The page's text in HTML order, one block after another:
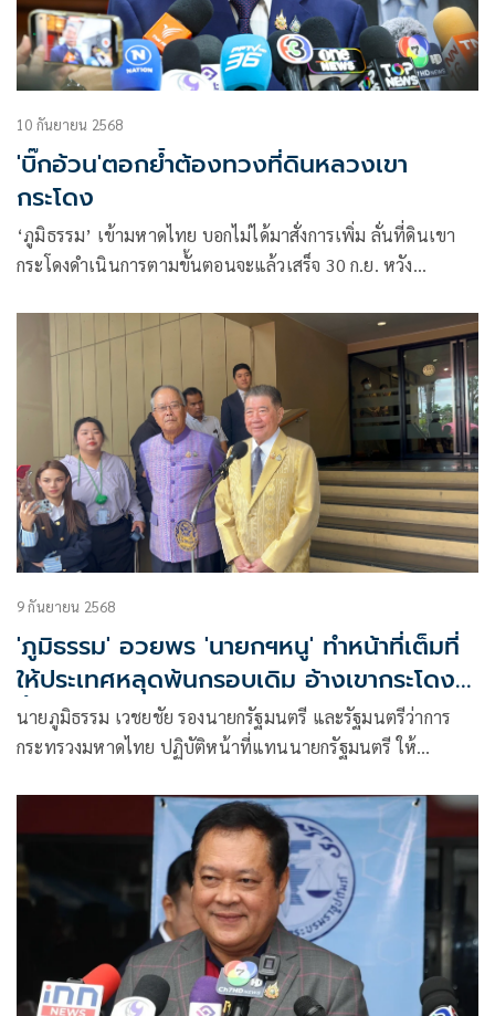
10 กันยายน 2568
'บิ๊กอ้วน'ตอกย้ำต้องทวงที่ดินหลวงเขา
กระโดง
‘ภูมิธรรม’ เข้ามหาดไทย บอกไม่ได้มาสั่งการเพิ่ม ลั่นที่ดินเขา
กระโดงดำเนินการตามขั้นตอนจะแล้วเสร็จ 30 ก.ย. หวัง
นโยบายปราบปรามยาเสพติด
9 กันยายน 2568
'ภูมิธรรม' อวยพร 'นายกฯหนู' ทำหน้าที่เต็มที่
ให้ประเทศหลุดพ้นกรอบเดิม อ้างเขากระโดง-
ฮั้ว สว.ไม่ใช่การล้างแค้น
นายภูมิธรรม เวชยชัย รองนายกรัฐมนตรี และรัฐมนตรีว่าการ
กระทรวงมหาดไทย ปฏิบัติหน้าที่แทนนายกรัฐมนตรี ให้